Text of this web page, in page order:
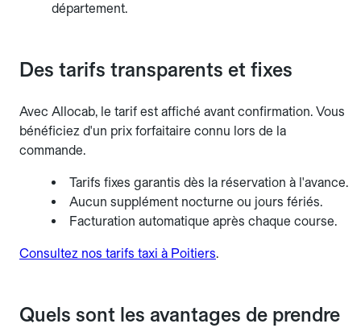
département.
Des tarifs transparents et fixes
Avec Allocab, le tarif est affiché avant confirmation. Vous
bénéficiez d'un prix forfaitaire connu lors de la
commande.
Tarifs fixes garantis dès la réservation à l'avance.
Aucun supplément nocturne ou jours fériés.
Facturation automatique après chaque course.
Consultez nos tarifs taxi à Poitiers.
Quels sont les avantages de prendre